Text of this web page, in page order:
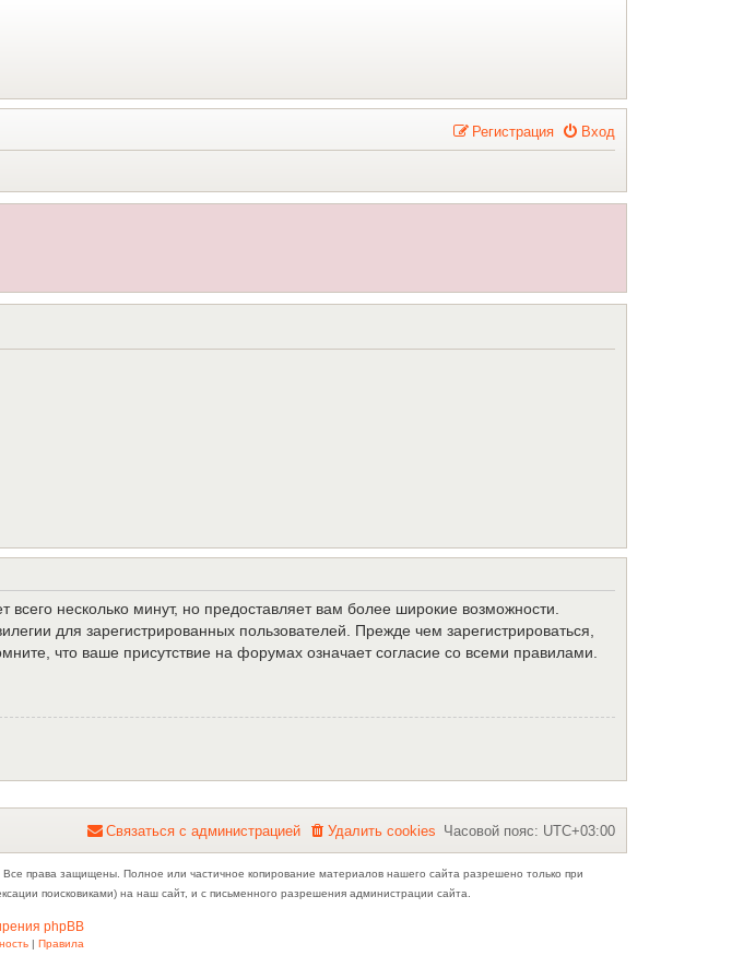
Вход
Регистрация
несколько минут, но предоставляет вам более широкие возможности.
для зарегистрированных пользователей. Прежде чем зарегистрироваться,
что ваше присутствие на форумах означает согласие со всеми правилами.
Часовой пояс: UTC+03:00
Удалить cookies
Связаться с администрацией
права защищены. Полное или частичное копирование материалов нашего сайта разрешено только при
поисковиками) на наш сайт, и с письменного разрешения администрации сайта.
phpBB
| Правила